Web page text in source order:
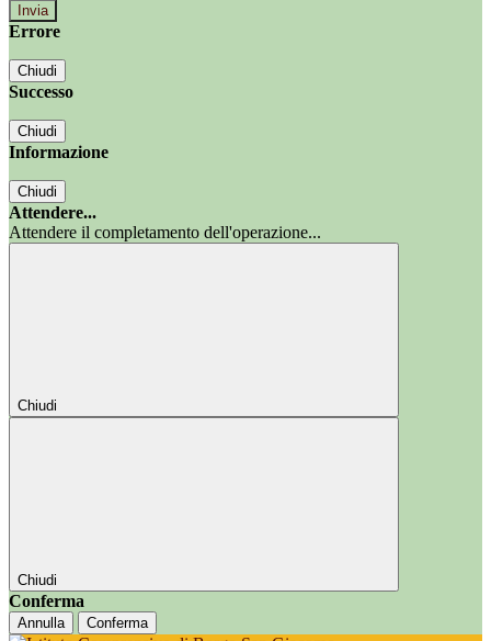
Errore
Chiudi
Successo
Chiudi
Informazione
Chiudi
Attendere...
Attendere il completamento dell'operazione...
Chiudi
Chiudi
Conferma
Annulla Conferma